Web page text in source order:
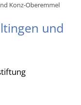
Konz-Oberemmel
und